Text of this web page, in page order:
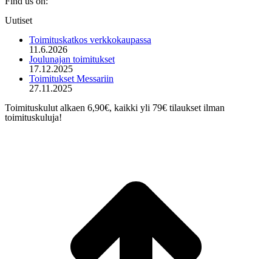
Mail
opens
new
window
Uutiset
Toimituskatkos verkkokaupassa
11.6.2026
Joulunajan toimitukset
17.12.2025
Toimitukset Messariin
27.11.2025
Toimituskulut alkaen 6,90€, kaikki yli 79€ tilaukset ilman
toimituskuluja!